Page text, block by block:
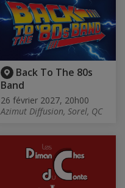
Back To The 80s
Band
26 février 2027, 20h00
Azimut Diffusion, Sorel, QC